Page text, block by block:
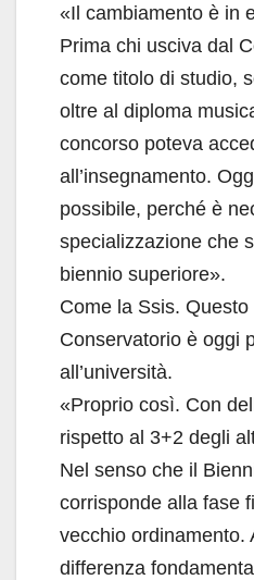
«Il cambiamento è in
Prima chi usciva dal
come titolo di studio,
oltre al diploma
concorso poteva
all’insegnamento.
possibile, perché è
specializzazione che
biennio superiore».
Come la Ssis. Questo
Conservatorio è oggi
all’università.
«Proprio così. Con
rispetto al 3+2 degli
Nel senso che il
corrisponde alla fase
vecchio ordinamento.
differenza